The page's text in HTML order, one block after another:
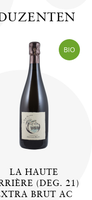
BIO
LA HAUTE
(DEG. 21)
BRUT AC